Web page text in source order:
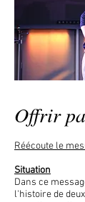
Offrir
Réécoute le
Situation
Dans ce
l'histoire de